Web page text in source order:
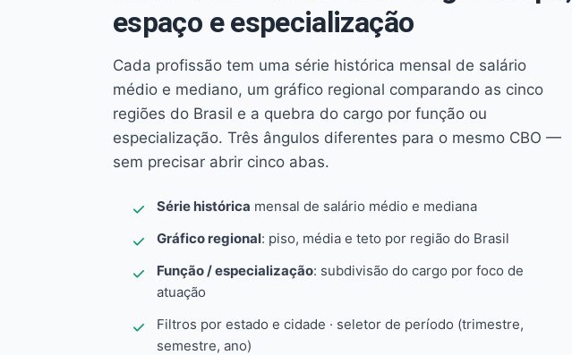
espaço e especialização
Cada profissão tem uma série histórica mensal de salário
médio e mediano, um gráfico regional comparando as cinco
regiões do Brasil e a quebra do cargo por função ou
especialização. Três ângulos diferentes para o mesmo CBO —
sem precisar abrir cinco abas.
Série histórica mensal de salário médio e mediana
Gráfico regional: piso, média e teto por região do Brasil
Função / especialização: subdivisão do cargo por foco de
atuação
Filtros por estado e cidade · seletor de período (trimestre,
semestre, ano)